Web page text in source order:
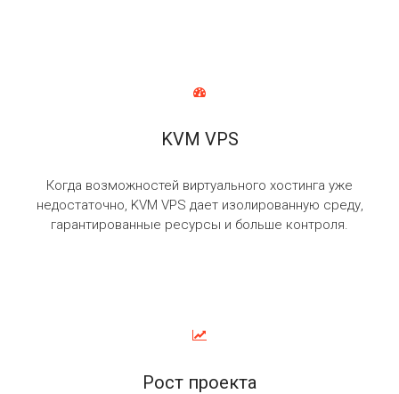
KVM VPS
Когда возможностей виртуального хостинга уже
недостаточно, KVM VPS дает изолированную среду,
гарантированные ресурсы и больше контроля.
Рост проекта